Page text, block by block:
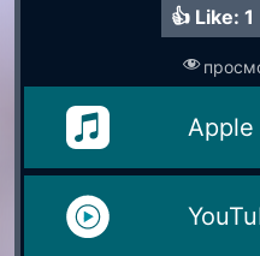
👍 Like: 1
Apple